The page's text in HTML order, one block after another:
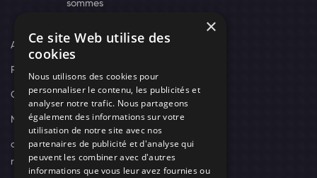
sommes
Actus
Recrutement
Contact
Nos techniciens
campagne-
recrutement
×
Ce site Web utilise des
cookies
Nous utilisons des cookies pour
personnaliser le contenu, les publicités et
analyser notre trafic. Nous partageons
également des informations sur votre
utilisation de notre site avec nos
partenaires de publicité et d'analyse qui
peuvent les combiner avec d'autres
informations que vous leur avez fournies ou